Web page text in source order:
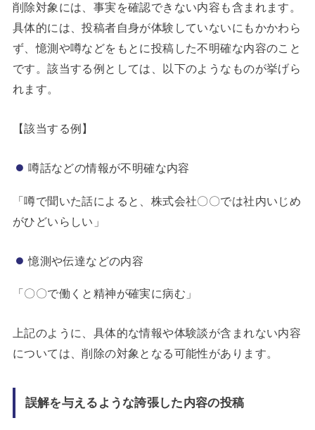
削除対象には、事実を確認できない内容も含まれます。
具体的には、投稿者自身が体験していないにもかかわら
ず、憶測や噂などをもとに投稿した不明確な内容のこと
です。該当する例としては、以下のようなものが挙げら
れます。
【該当する例】
噂話などの情報が不明確な内容
「噂で聞いた話によると、株式会社〇〇では社内いじめ
がひどいらしい」
憶測や伝達などの内容
「〇〇で働くと精神が確実に病む」
上記のように、具体的な情報や体験談が含まれない内容
については、削除の対象となる可能性があります。
誤解を与えるような誇張した内容の投稿